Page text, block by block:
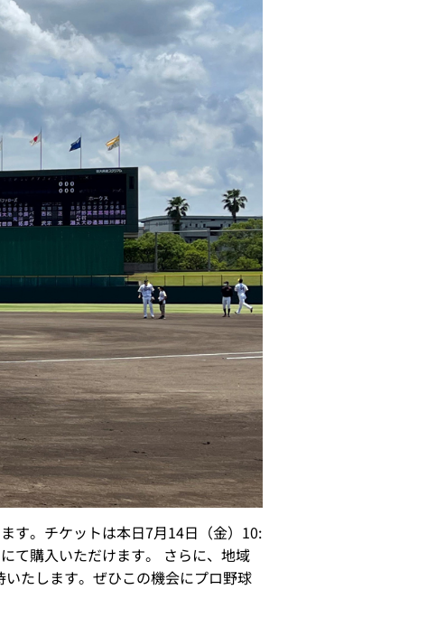
す。チケットは本日7月14日（金）10:
て購入いただけます。 さらに、地域
たします。ぜひこの機会にプロ野球